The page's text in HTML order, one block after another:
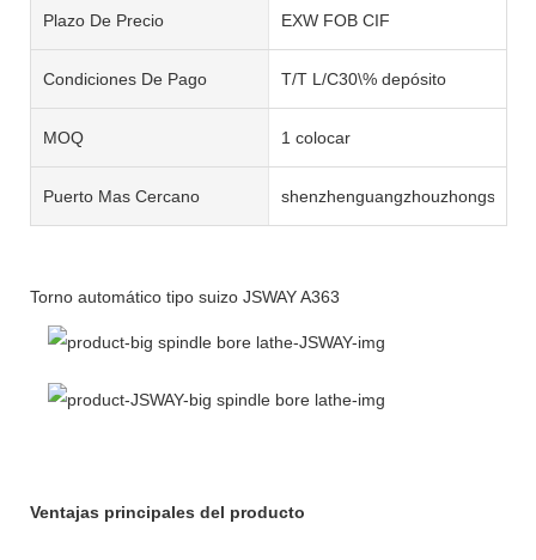
Plazo De Precio EXW FOB CIF
Condiciones De Pago T/T L/C30\% depósito
MOQ 1 colocar
Puerto Mas Cercano shenzhenguangzhouzhongshan
Torno automático tipo suizo JSWAY A363
Ventajas principales del producto